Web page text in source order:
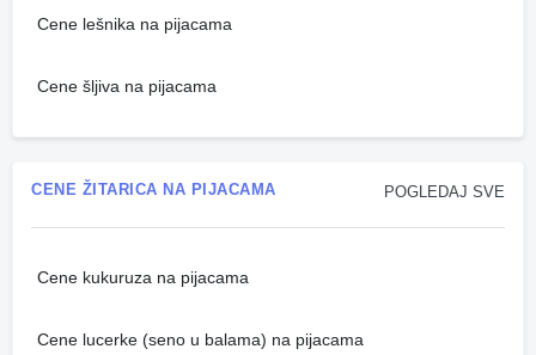
Cene lešnika na pijacama
Cene šljiva na pijacama
POGLEDAJ SVE
CENE ŽITARICA NA PIJACAMA
Cene kukuruza na pijacama
Cene lucerke (seno u balama) na pijacama